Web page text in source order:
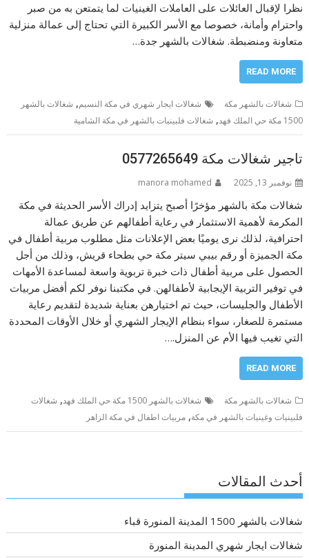
نظرا لإقبال العائلات على العاملات الغينيات لما يتمتعن به من صبر
واحترام وأمانة، خصوصا مع الأسر الكبيرة التي تحتاج إلى عمالة منزلية
متعاونة ومنضبطة. شغالات بالشهر جدة…
READ MORE
شغالات بالشهر مكة شغالات ايجار شهري في مكة النسيم, شغالات بالشهر
1500 مكة حي الملك فهد
, شغالات فلبينيات بالشهر في مكة الشامية
تاجير شغالات مكة 0577265649
نوفمبر 13, 2025 manora mohamed
شغالات مكة بالشهر مؤخرًا أصبح يتزايد إدراك الأسر الحديثة في مكة
المكرمة لأهمية الاستثمار في رعاية أطفالهم عن طريق عمالة
احترافية، لذلك نرى يوميًا بعض الإعلانات مثل مطلوب مربية أطفال في
مكة الجميزة أو رقم بيبي سيتر مكة حي بطحاء قريش، وذلك من أجل
الحصول على مربية أطفال ذات خبرة تربوية واسعة لمساعدة الأمهات
في توفير التربية الإيجابية لأطفالهن. في مكتبنا نوفر لكم أفضل مربيات
الأطفال والجليسات، حيث تم اختيارهن بعناية شديدة لتقديم رعاية
مستمرة للصغار، سواء بنظام الإيجار الشهري أو خلال الأوقات المحددة
التي تغيب فيها الأم عن المنزل.…
READ MORE
شغالات بالشهر مكة شغالات بالشهر 1500 مكة حي الملك فهد , شغالات
فلبينيات وغينيات بالشهر في مكة,مربيات اطفال في مكة الزاهر
أحدث المقالات
شغالات بالشهر 1500 المدينة المنورة قباء
شغالات ايجار شهري المدينة المنورة